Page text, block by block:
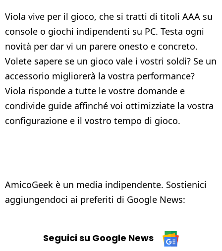
Viola vive per il gioco, che si tratti di titoli AAA su
console o giochi indipendenti su PC. Testa ogni
novità per dar vi un parere onesto e concreto.
Volete sapere se un gioco vale i vostri soldi? Se un
accessorio migliorerà la vostra performance?
Viola risponde a tutte le vostre domande e
condivide guide affinché voi ottimizziate la vostra
configurazione e il vostro tempo di gioco.
AmicoGeek è un media indipendente. Sostienici
aggiungendoci ai preferiti di Google News:
Seguici su Google News